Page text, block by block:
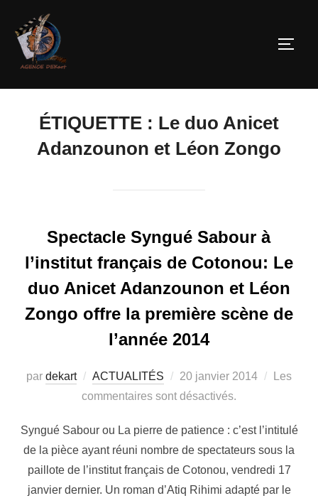
ÉTIQUETTE : Le duo Anicet
Adanzounon et Léon Zongo
Spectacle Syngué Sabour à
l’institut français de Cotonou: Le
duo Anicet Adanzounon et Léon
Zongo offre la première scène de
l’année 2014
par dekart ACTUALITÉS 20 janvier 2014
Les
commentaires sont désactivés.
Syngué Sabour ou La pierre de patience : c’est l’intitulé
de la pièce ayant réuni nombre de spectateurs sous la
paillote de l’institut français de Cotonou, vendredi 17
janvier dernier. Un roman d’Atiq Rihimi adapté par le